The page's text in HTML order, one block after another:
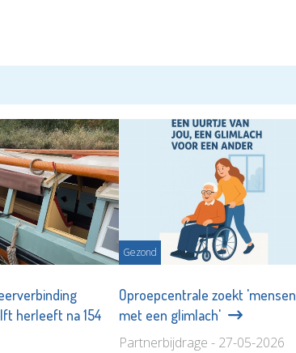
herleeft na 154
Gezond
Oproepcentrale zoekt 'mensen
met een glimlach'
Partnerbijdrage - 27-05-2026